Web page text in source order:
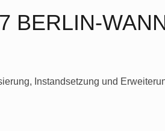
BERLIN-
Instandsetzung und